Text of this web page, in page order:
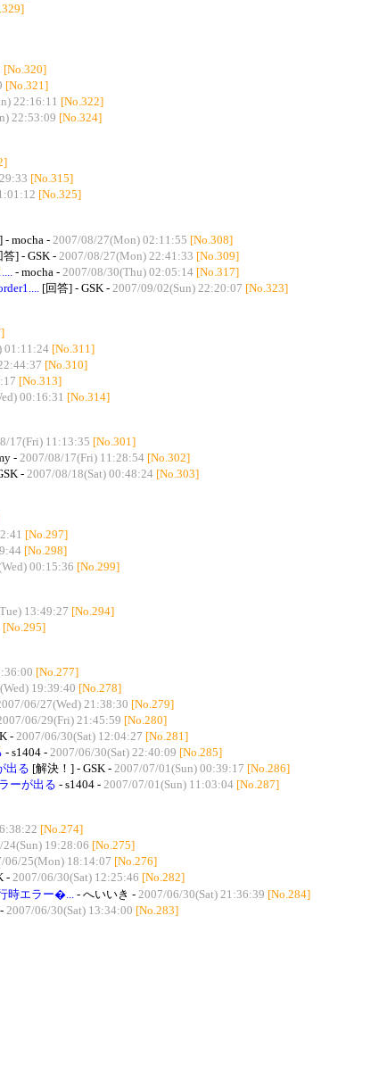
[No.320]
[No.321]
22:16:11 [No.322]
22:53:09 [No.324]
[No.315]
[No.325]
- mocha - 2007/08/27(Mon) 02:11:55 [No.308]
答] - GSK - 2007/08/27(Mon) 22:41:33 [No.309]
- mocha - 2007/08/30(Thu) 02:05:14 [No.317]
[回答] - GSK - 2007/09/02(Sun) 22:20:07 [No.323]
01:11:24 [No.311]
[No.310]
[No.313]
00:16:31 [No.314]
17(Fri) 11:13:35 [No.301]
- 2007/08/17(Fri) 11:28:54 [No.302]
-2007/08/18(Sat) 00:48:24 [No.303]
[No.297]
[No.298]
00:15:36 [No.299]
13:49:27 [No.294]
[No.295]
[No.277]
19:39:40 [No.278]
06/27(Wed) 21:38:30 [No.279]
06/29(Fri) 21:45:59 [No.280]
-2007/06/30(Sat) 12:04:27 [No.281]
- s1404 - 2007/06/30(Sat) 22:40:09 [No.285]
出る [解決！] - GSK - 2007/07/01(Sun) 00:39:17 [No.286]
ーが出る - s1404 - 2007/07/01(Sun) 11:03:04 [No.287]
[No.274]
19:28:06 [No.275]
06/25(Mon) 18:14:07 [No.276]
-2007/06/30(Sat) 12:25:46 [No.282]
時エラー�... - へいいき - 2007/06/30(Sat) 21:36:39 [No.284]
2007/06/30(Sat) 13:34:00 [No.283]